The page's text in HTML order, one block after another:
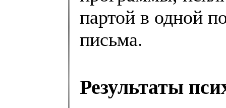
партой в одной
письма.
Результаты